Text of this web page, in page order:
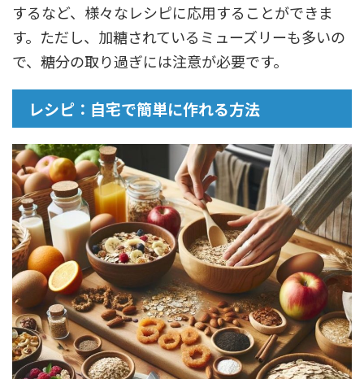
するなど、様々なレシピに応用することができま
す。ただし、加糖されているミューズリーも多いの
で、糖分の取り過ぎには注意が必要です。
レシピ：自宅で簡単に作れる方法